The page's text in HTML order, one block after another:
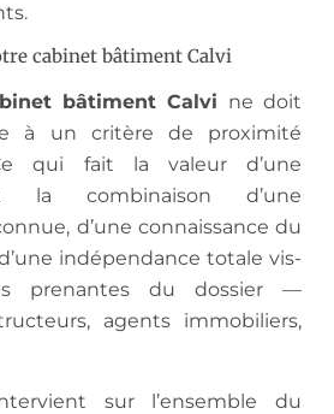
cabinet bâtiment Calvi
bâtiment Calvi ne doit
à un critère de proximité
qui fait la valeur d’une
la combinaison d’une
d’une connaissance du
indépendance totale vis-
prenantes du dossier —
agents immobiliers,
sur l’ensemble du